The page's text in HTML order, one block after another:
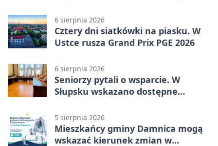
6 sierpnia 2026
Cztery dni siatkówki na piasku. W
Ustce rusza Grand Prix PGE 2026
6 sierpnia 2026
Seniorzy pytali o wsparcie. W
Słupsku wskazano dostępne
5 sierpnia 2026
Mieszkańcy gminy Damnica mogą
wskazać kierunek zmian w